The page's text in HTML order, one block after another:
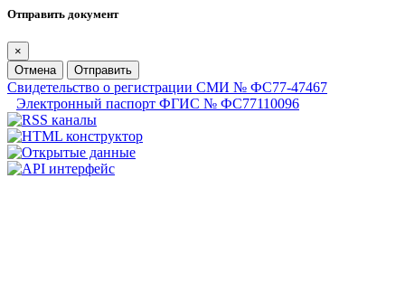
Отправить документ
×
Отмена
Отправить
Свидетельство о регистрации СМИ № ФС77-47467
Электронный паспорт ФГИС № ФС77110096